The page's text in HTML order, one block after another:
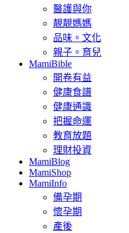
醫護與你
靚靚媽媽
品味。文化
親子。育兒
MamiBible
開卷有益
健康食譜
健康通識
把握命運
教育放題
理財投資
MamiBlog
MamiShop
MamiInfo
備孕期
懷孕期
產後